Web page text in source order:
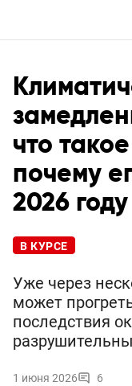
что
почему
2026 году
В КУРСЕ
Уже через
может
последствия
1 июня 2026 6